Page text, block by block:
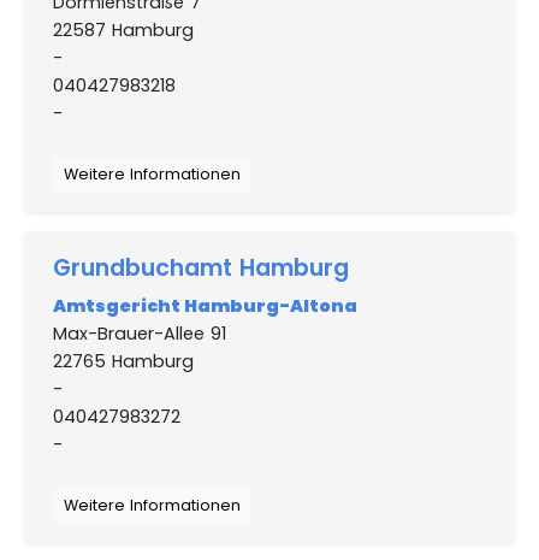
22587 Hamburg
-
040427983218
-
Weitere Informationen
Grundbuchamt Hamburg
Amtsgericht Hamburg-Altona
Max-Brauer-Allee 91
22765 Hamburg
-
040427983272
-
Weitere Informationen